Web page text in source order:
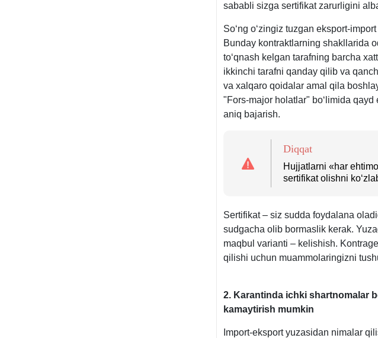
sababli sizga sertifikat zarurligini
Soʻng oʻzingiz tuzgan eksport-
Bunday kontraktlarning shakllarida
toʻqnash kelgan tarafning barcha
ikkinchi tarafni qanday qilib va
va хalqaro qoidalar amal qila
"Fors-major holatlar" boʻlimida
aniq bajarish.
Diqqat
Hujjatlarni «har
sertifikat olishni
Sertifikat – siz sudda foydalana
sudgacha olib bormaslik kerak.
maqbul varianti – kelishish.
qilishi uchun muammolaringizni
2. Karantinda ichki shartnomalar
kamaytirish mumkin
Import-eksport yuzasidan nimalar